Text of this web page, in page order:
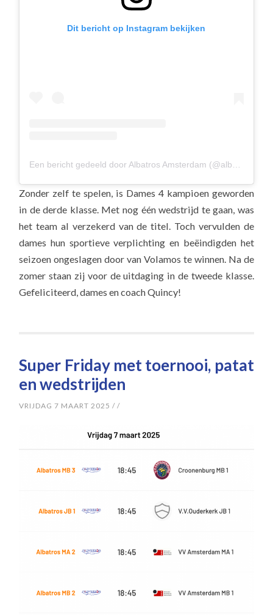
Dit bericht op Instagram bekijken
Zonder zelf te spelen, is Dames 4 kampioen geworden
in de derde klasse. Met nog één wedstrijd te gaan, was
het team al verzekerd van de titel. Toch vervulden de
dames hun sportieve verplichting en beëindigden het
seizoen ongeslagen door van Volamos te winnen. Na de
zomer staan zij voor de uitdaging in de tweede klasse.
Gefeliciteerd, dames en coach Quincy!
Super Friday met toernooi, patat
en wedstrijden
VRIJDAG 7 MAART 2025 //